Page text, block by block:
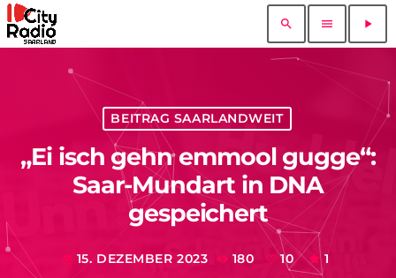
search menu play_arrow
BEITRAG SAARLANDWEIT
„Ei isch gehn emmool gugge“:
Saar-Mundart in DNA
gespeichert
today 15. DEZEMBER 2023 180 10 1